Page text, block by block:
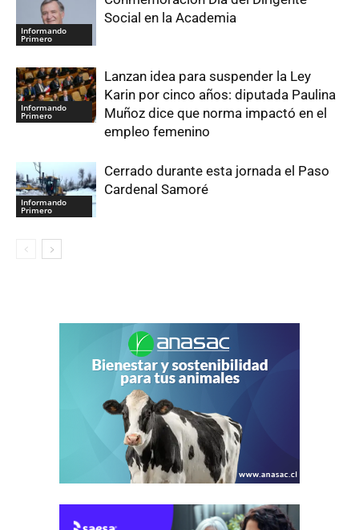
Informando
Primero
Social en la Academia
Informando
Primero
Lanzan idea para suspender la Ley
Karin por cinco años: diputada Paulina
Muñoz dice que norma impactó en el
empleo femenino
Informando
Primero
Cerrado durante esta jornada el Paso
Cardenal Samoré